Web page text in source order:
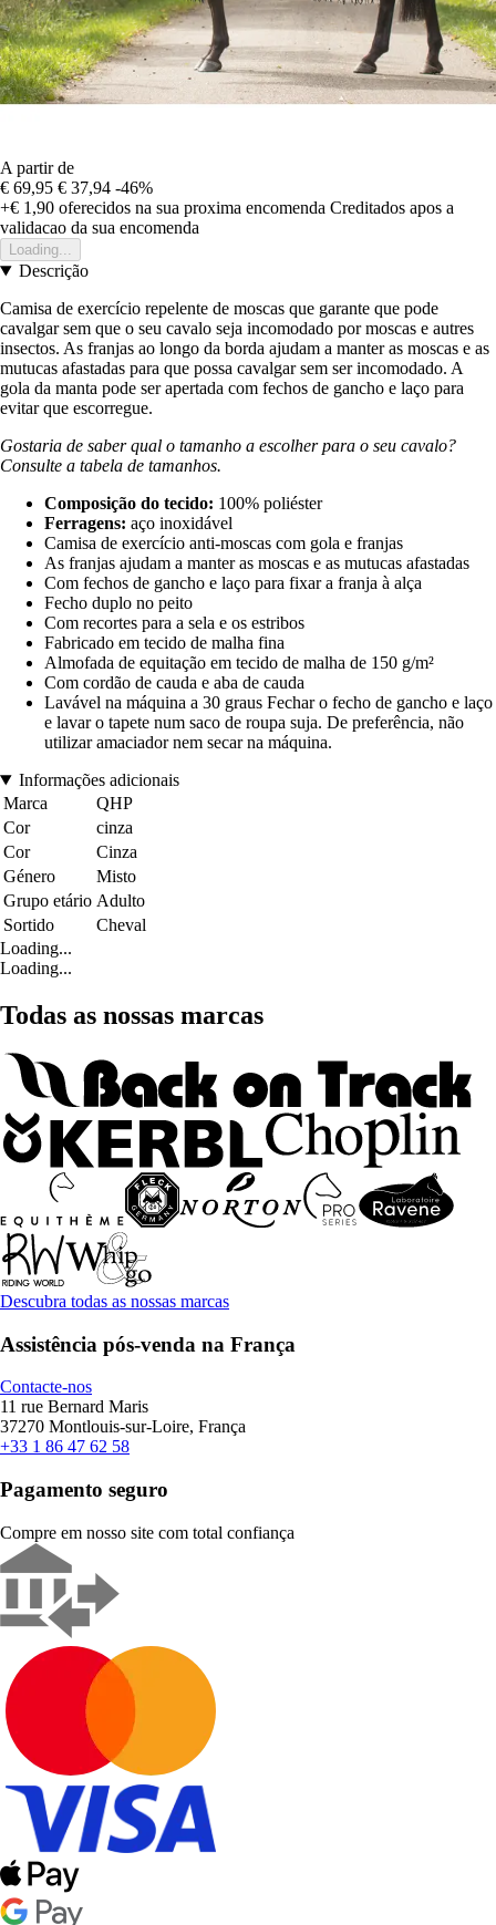
A partir de
€ 69,95 € 37,94 -46%
+€ 1,90 oferecidos na sua proxima encomenda Creditados apos a
validacao da sua encomenda
Loading...
Descrição
Camisa de exercício repelente de moscas que garante que pode
cavalgar sem que o seu cavalo seja incomodado por moscas e autres
insectos. As franjas ao longo da borda ajudam a manter as moscas e as
mutucas afastadas para que possa cavalgar sem ser incomodado. A
gola da manta pode ser apertada com fechos de gancho e laço para
evitar que escorregue.
Gostaria de saber qual o tamanho a escolher para o seu cavalo?
Consulte a tabela de tamanhos.
Composição do tecido: 100% poliéster
Ferragens: aço inoxidável
Camisa de exercício anti-moscas com gola e franjas
As franjas ajudam a manter as moscas e as mutucas afastadas
Com fechos de gancho e laço para fixar a franja à alça
Fecho duplo no peito
Com recortes para a sela e os estribos
Fabricado em tecido de malha fina
Almofada de equitação em tecido de malha de 150 g/m²
Com cordão de cauda e aba de cauda
Lavável na máquina a 30 graus Fechar o fecho de gancho e laço
e lavar o tapete num saco de roupa suja. De preferência, não
utilizar amaciador nem secar na máquina.
Informações adicionais
Marca
QHP
Cor
cinza
Cor
Cinza
Género
Misto
Grupo etário Adulto
Sortido
Cheval
Loading...
Loading...
Todas as nossas marcas
Descubra todas as nossas marcas
Assistência pós-venda na França
Contacte-nos
11 rue Bernard Maris
37270 Montlouis-sur-Loire, França
+33 1 86 47 62 58
Pagamento seguro
Compre em nosso site com total confiança